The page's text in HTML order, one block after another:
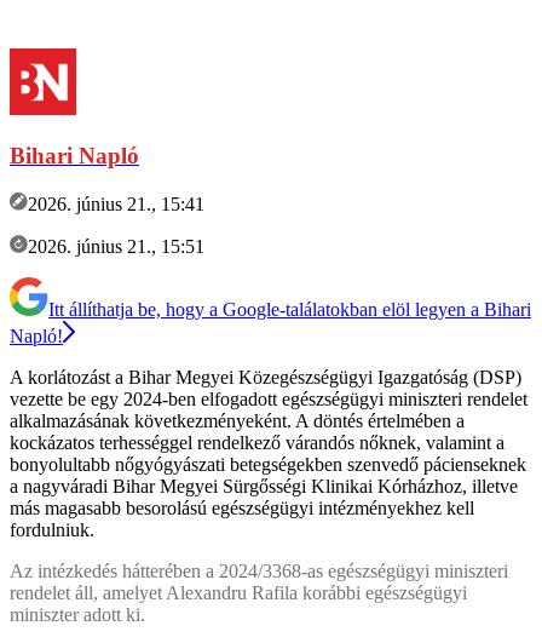
Bihari Napló
2026. június 21., 15:41
2026. június 21., 15:51
Itt állíthatja be, hogy a Google-találatokban elöl legyen a Bihari
Napló!
A korlátozást a Bihar Megyei Közegészségügyi Igazgatóság (DSP)
vezette be egy 2024-ben elfogadott egészségügyi miniszteri rendelet
alkalmazásának következményeként. A döntés értelmében a
kockázatos terhességgel rendelkező várandós nőknek, valamint a
bonyolultabb nőgyógyászati betegségekben szenvedő pácienseknek
a nagyváradi Bihar Megyei Sürgősségi Klinikai Kórházhoz, illetve
más magasabb besorolású egészségügyi intézményekhez kell
fordulniuk.
Az intézkedés hátterében a 2024/3368-as egészségügyi miniszteri
rendelet áll, amelyet Alexandru Rafila korábbi egészségügyi
miniszter adott ki.